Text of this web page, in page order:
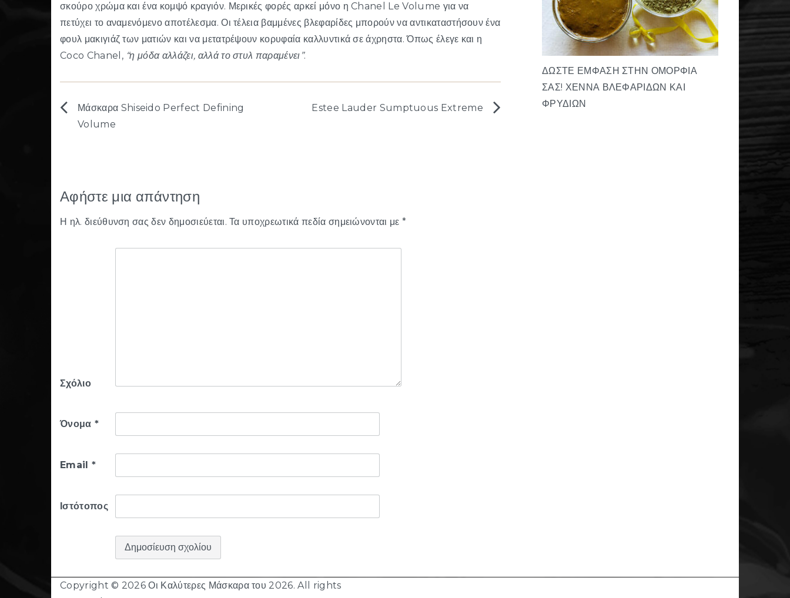
σκούρο χρώμα και ένα κομψό κραγιόν. Μερικές φορές αρκεί μόνο η Chanel Le Volume για να
πετύχει το αναμενόμενο αποτέλεσμα. Οι τέλεια βαμμένες βλεφαρίδες μπορούν να αντικαταστήσουν ένα
φουλ μακιγιάζ των ματιών και να μετατρέψουν κορυφαία καλλυντικά σε άχρηστα. Όπως έλεγε και η
Coco Chanel, “η μόδα αλλάζει, αλλά το στυλ παραμένει”.
Πλοήγηση
Μάσκαρα Shiseido Perfect Defining
Volume
Estee Lauder Sumptuous Extreme
Αφήστε μια απάντηση
Η ηλ. διεύθυνση σας δεν δημοσιεύεται. Τα υποχρεωτικά πεδία σημειώνονται με*
Σχόλιο
Όνομα *
Email *
Ιστότοπος
ΔΏΣΤΕ ΈΜΦΑΣΗ ΣΤΗΝ ΟΜΟΡΦΙΆ
ΣΑΣ! ΧΈΝΝΑ ΒΛΕΦΑΡΊΔΩΝ ΚΑΙ
ΦΡΥΔΙΏΝ
Copyright © 2026Οι Καλύτερες Μάσκαρα του 2026. All rights